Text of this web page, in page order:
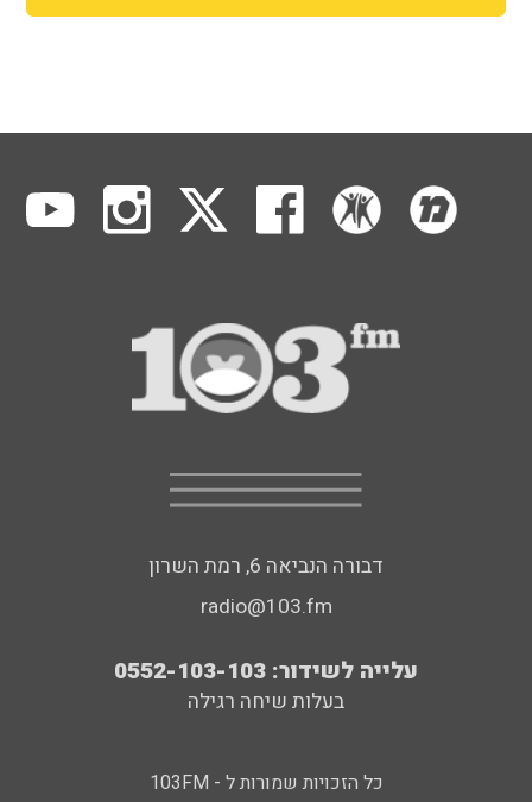
דבורה הנביאה 6, רמת השרון
radio@103.fm
עלייה לשידור: 0552-103-103
בעלות שיחה רגילה
כל הזכויות שמורות ל - 103FM